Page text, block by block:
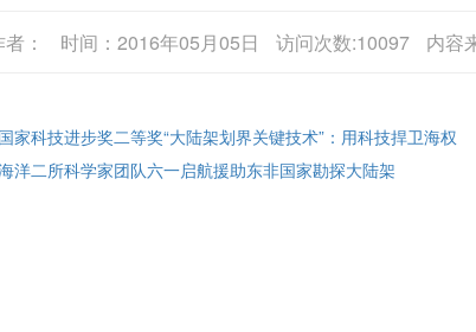
： 时间：2016年05月05日 访问次数:10097 内容
家科技进步奖二等奖“大陆架划界关键技术”：用科技捍卫海权
洋二所科学家团队六一启航援助东非国家勘探大陆架